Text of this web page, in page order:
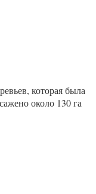
которая была
около 130 га